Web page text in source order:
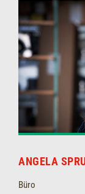
ANGELA
Büro